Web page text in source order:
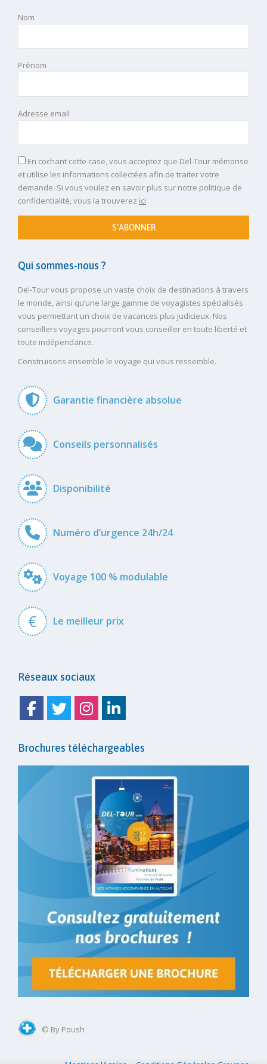
Nom
Prénom
Adresse email
En cochant cette case, vous acceptez que Del-Tour mémorise
et utilise les informations collectées afin de traiter votre
demande. Si vous voulez en savoir plus sur notre politique de
confidentialité, vous la trouverez ici
S'ABONNER
Qui sommes-nous ?
Del-Tour vous propose un vaste choix de destinations à travers
le monde, ainsi qu’une large gamme de voyagistes spécialisés
vous permettant un choix de vacances plus judicieux. Nos
conseillers voyages pourront vous conseiller en toute liberté et
toute indépendance.
Construisons ensemble le voyage qui vous ressemble.
Garantie financière absolue
Conseils personnalisés
Disponibilité
Numéro d’urgence 24h/24
Voyage 100 % modulable
€ Le meilleur prix
Réseaux sociaux
Facebook
TwitterInstagram
Linkedin
Brochures téléchargeables
© By Poush